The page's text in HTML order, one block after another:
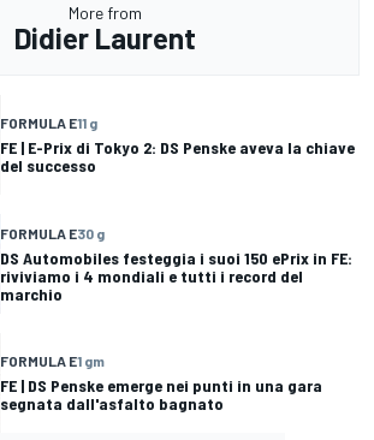
More from
Didier Laurent
FORMULA E11 g
FE | E-Prix di Tokyo 2: DS Penske aveva la chiave
del successo
FORMULA E30 g
DS Automobiles festeggia i suoi 150 ePrix in FE:
riviviamo i 4 mondiali e tutti i record del
marchio
FORMULA E1 gm
FE | DS Penske emerge nei punti in una gara
segnata dall'asfalto bagnato